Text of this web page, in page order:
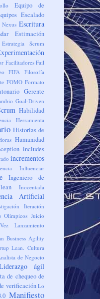
Equipo de
Escalado
Escritura
Estimación
Estrategia Scrum
Facilitadores Fail
FIFA Filosofía
FOMO Formato
Gerente
Goal-Driven
Habilidad
Herramienta
Historias de
Humanidad
includes
incrementos
Influenciar
Ingeniero de
Inocentada
Artificial
Iteración
Olímpicos Juicio
Lanzamiento
Business Agility
Lean. Cultura
de Negocio
ágil
de chequeo de
verificación Lo
Manifiesto